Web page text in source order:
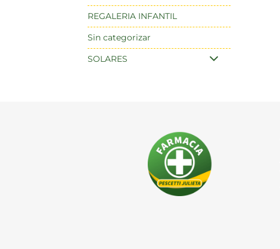
REGALERIA INFANTIL
Sin categorizar
SOLARES